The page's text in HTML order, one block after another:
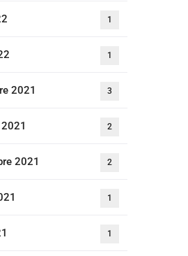
1
1
2021 3
2
2021 2
1
1